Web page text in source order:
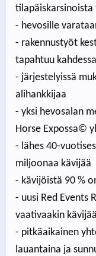
- hevosille
- rakennustyöt
tapahtuu
- järjestelyissä
alihankkijaa
- yksi hevosalan
Horse Expossa©
- lähes 40-
miljoonaa kävijää
- kävijöistä 90 %
- uusi Red Events
vaativaakin kävijää
- pitkäaikainen
lauantaina ja